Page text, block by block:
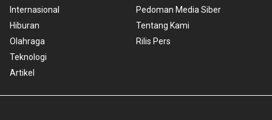
Internasional
Hiburan
Olahraga
Teknologi
Artikel
Pedoman Media Siber
Tentang Kami
Rilis Pers